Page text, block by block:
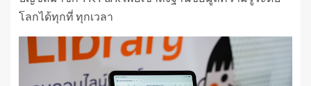
โลกได้ทุกที่ ทุกเวลา